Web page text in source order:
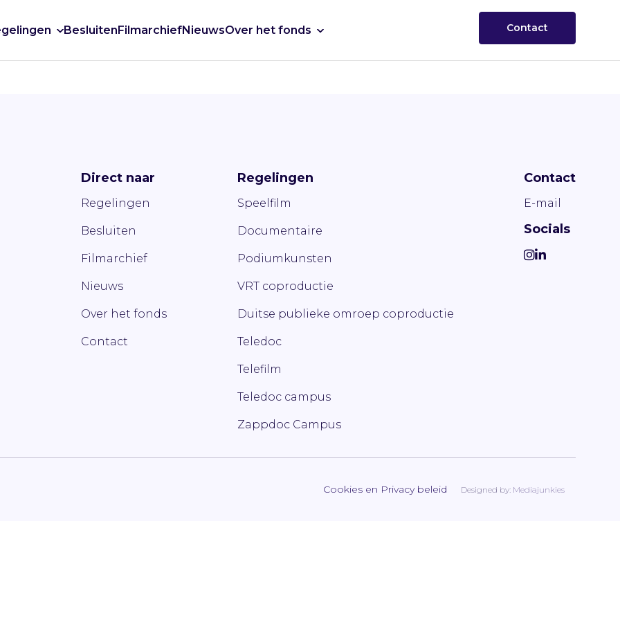
BesluitenFilmarchiefNieuwsOver het fonds Contact
Direct naar
Regelingen
Besluiten
Filmarchief
Nieuws
Over het fonds
Contact
Regelingen
Speelfilm
Documentaire
Podiumkunsten
VRT coproductie
Duitse publieke omroep coproductie
Teledoc
Telefilm
Teledoc campus
Zappdoc Campus
Contact
E-mail
Socials
Cookies en Privacy beleid Designed by: Mediajunkies